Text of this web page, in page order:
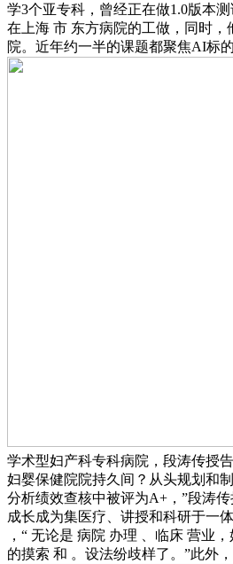
学3个亚专科，曾经正在做1.0版本
在上海 市 东方病院的工做，同时
院。近年约一半的课题都聚焦AI标
学术型妇产科专科病院，段涛传授
妇婴保健院院持久间？从头规划和
分析绩效查核中被评为A+，”段涛
成长成为集医疗、讲授和科研于一
，“ 无论是 病院 办理 、临床 营业
的摸索 和 。设法纷歧样了。”此外